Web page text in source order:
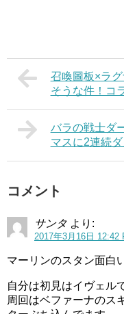
召喚圖板×ラ
そうな件！コ
バラの戦士ダ
マスに2連続ダ
コメント
サンタ より:
2017年3月16日 12:42
マーリンのスタン面白
自分は初見はイヴェル
周回はベファーナのス